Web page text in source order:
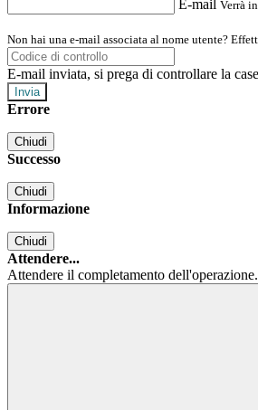
E-mail Verrà
Non hai una e-mail associata al nome utente?
E-mail inviata, si prega di controllare la
Errore
Chiudi
Successo
Chiudi
Informazione
Chiudi
Attendere...
Attendere il completamento